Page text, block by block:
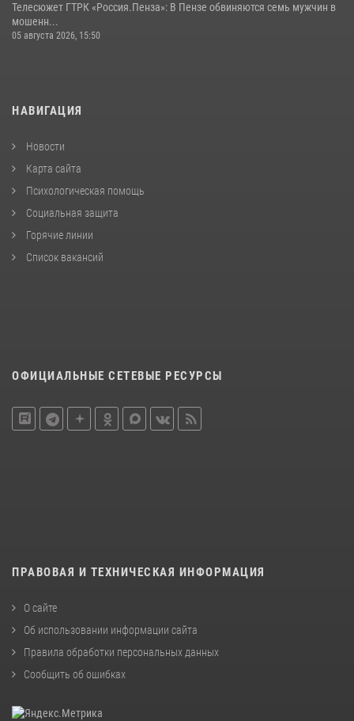
Телесюжет ГТРК «Россия.Пенза»: В Пензе обвиняются семь мужчин в
мошенн...
05 августа 2026, 15:50
НАВИГАЦИЯ
Новости
Карта сайта
Психологическая помощь
Социальная защита
Горячие линии
Список вакансий
ОФИЦИАЛЬНЫЕ СЕТЕВЫЕ РЕСУРСЫ
ПРАВОВАЯ И ТЕХНИЧЕСКАЯ ИНФОРМАЦИЯ
О сайте
Об использовании информации сайта
Правила обработки персональных данных
Сообщить об ошибках